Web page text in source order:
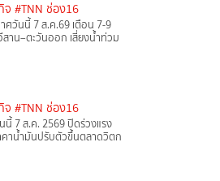
จ #TNN ช่อง16
วันนี้ 7 ส.ค.69 เตือน 7-9
าน–ตะวันออก เสี่ยงน้ำท่วม
จ #TNN ช่อง16
นี้ 7 ส.ค. 2569 ปิดร่วงแรง
คาน้ำมันปรับตัวขึ้นตลาดวิตก